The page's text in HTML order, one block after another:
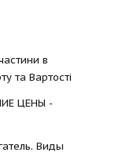
в
та Вартості
ЦЕНЫ -
Виды